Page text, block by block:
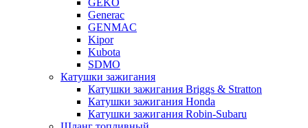
GEKO
Generac
GENMAC
Kipor
Kubota
SDMO
Катушки зажигания
Катушки зажигания Briggs & Stratton
Катушки зажигания Honda
Катушки зажигания Robin-Subaru